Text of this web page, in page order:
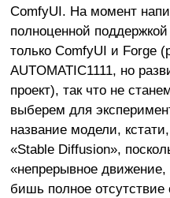
ComfyUI. На момент
полноценной
только ComfyUI и Forge
AUTOMATIC1111, но
проект), так что не
выберем для
название модели,
«Stable Diffusion»,
«непрерывное
бишь полное